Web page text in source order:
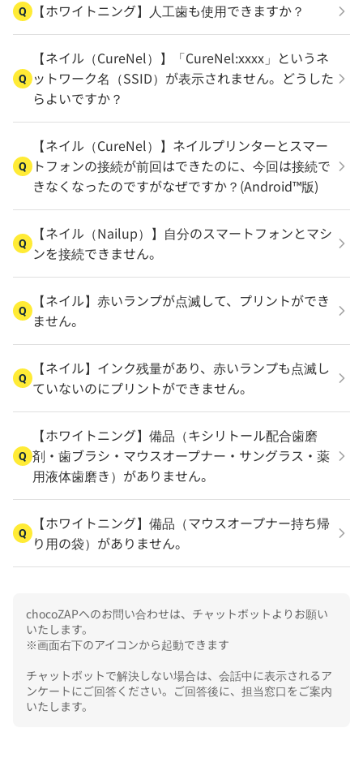
Q 【ホワイトニング】人工歯も使用できますか？
Q
【ネイル（CureNel）】「CureNel:xxxx」というネ
ットワーク名（SSID）が表示されません。どうした
らよいですか？
Q
【ネイル（CureNel）】ネイルプリンターとスマー
トフォンの接続が前回はできたのに、今回は接続で
きなくなったのですがなぜですか？(Android™版)
Q
【ネイル（Nailup）】自分のスマートフォンとマシ
ンを接続できません。
Q
【ネイル】赤いランプが点滅して、プリントができ
ません。
Q
【ネイル】インク残量があり、赤いランプも点滅し
ていないのにプリントができません。
Q
【ホワイトニング】備品（キシリトール配合歯磨
剤・歯ブラシ・マウスオープナー・サングラス・薬
用液体歯磨き）がありません。
Q
【ホワイトニング】備品（マウスオープナー持ち帰
り用の袋）がありません。
chocoZAPへのお問い合わせは、チャットボットよりお願い
いたします。
※画面右下のアイコンから起動できます
チャットボットで解決しない場合は、会話中に表示されるア
ンケートにご回答ください。ご回答後に、担当窓口をご案内
いたします。